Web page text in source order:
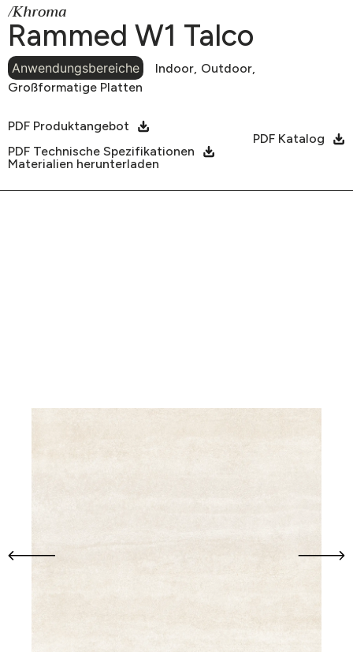
/Khroma
Rammed W1 Talco
Anwendungsbereiche Indoor, Outdoor,
Großformatige Platten
PDF Produktangebot
PDF Katalog
PDF Technische Spezifikationen
Materialien herunterladen